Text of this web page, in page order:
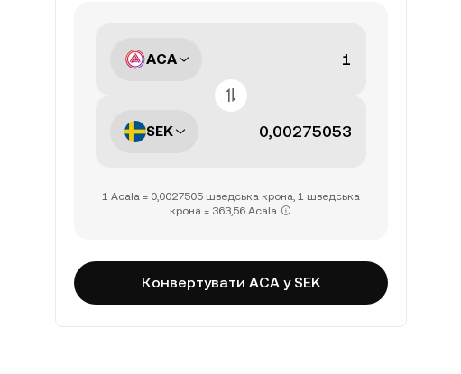
ACA
SEK
1 Acala = 0,0027505 шведська крона, 1 шведська
крона = 363,56 Acala
Конвертувати ACA у SEK